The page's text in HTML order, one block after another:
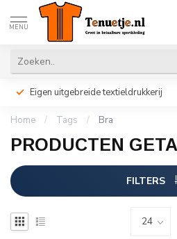
MENU
Eigen uitgebreide textieldrukkerij
Home / Tags / Bra
PRODUCTEN
FILTERS